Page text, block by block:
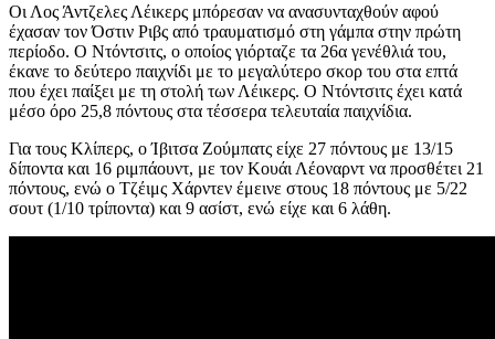
Οι Λος Άντζελες Λέικερς μπόρεσαν να ανασυνταχθούν αφού
έχασαν τον Όστιν Ριβς από τραυματισμό στη γάμπα στην πρώτη
περίοδο. Ο Ντόντσιτς, ο οποίος γιόρταζε τα 26α γενέθλιά του,
έκανε το δεύτερο παιχνίδι με το μεγαλύτερο σκορ του στα επτά
που έχει παίξει με τη στολή των Λέικερς. Ο Ντόντσιτς έχει κατά
μέσο όρο 25,8 πόντους στα τέσσερα τελευταία παιχνίδια.
Για τους Κλίπερς, ο Ίβιτσα Ζούμπατς είχε 27 πόντους με 13/15
δίποντα και 16 ριμπάουντ, με τον Κουάι Λέοναρντ να προσθέτει 21
πόντους, ενώ ο Τζέιμς Χάρντεν έμεινε στους 18 πόντους με 5/22
σουτ (1/10 τρίποντα) και 9 ασίστ, ενώ είχε και 6 λάθη.